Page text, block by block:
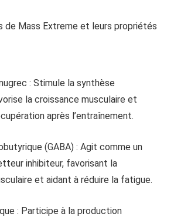
de Mass Extreme et leurs propriétés
: Stimule la synthèse
la croissance musculaire et
après l’entraînement.
(GABA) : Agit comme un
inhibiteur, favorisant la
et aidant à réduire la fatigue.
: Participe à la production